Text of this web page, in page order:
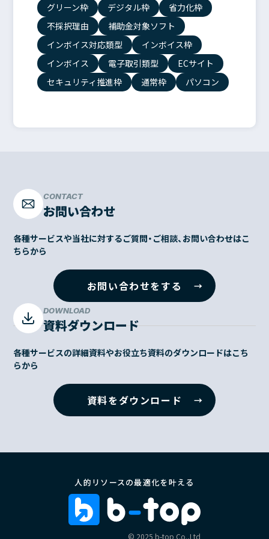
グリーン枠
デジタル枠
省力化枠
不採択理由
補助金対象ソフト
インボイス対応類型
インボイス枠
インボイス
電子取引類型
ECサイト
セキュリティ推進枠
通常枠 パソコン
CONTACT
お問い合わせ
各種サービスや当社に対するご質問・ご相談、お問い合わせはこ
ちらから
お問い合わせをする
DOWNLOAD
資料ダウンロード
各種サービスの詳細資料やお役立ち資料のダウンロードはこち
らから
資料をダウンロード
人的リソースの最適化を叶える
©︎ 2025 b-top Co.,Ltd